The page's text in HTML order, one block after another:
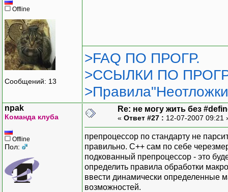
Offline
Сообщений: 13
>FAQ ПО ПРОГР.
>ССЫЛКИ ПО
npak
Команда клуба
Offline
Пол:
Re: не могу жить без
« Ответ #27 : 12-07-2007 09:21
препроцессор по стандарту не
правильно. С++ сам по себе
подкованный препроцессор - это
определить правила обработки
ввести динамически определенные
возможностей.